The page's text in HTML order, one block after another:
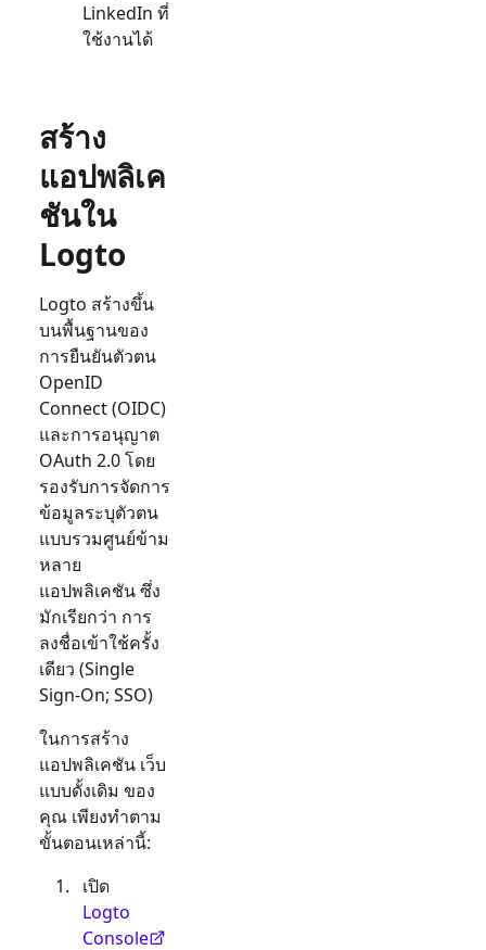
LinkedIn ที่
ใช้งานได้
สร้าง
แอปพลิเค
ชันใน
Logto
Logto สร้างขึ้น
บนพื้นฐานของ
การยืนยันตัวตน
OpenID
Connect (OIDC)
และการอนุญาต
OAuth 2.0 โดย
รองรับการจัดการ
ข้อมูลระบุตัวตน
แบบรวมศูนย์ข้าม
หลาย
แอปพลิเคชัน ซึ่ง
มักเรียกว่า การ
ลงชื่อเข้าใช้ครั้ง
เดียว (Single
Sign-On; SSO)
ในการสร้าง
แอปพลิเคชัน เว็บ
แบบดั้งเดิม ของ
คุณ เพียงทำตาม
ขั้นตอนเหล่านี้:
เปิด
Logto
Console